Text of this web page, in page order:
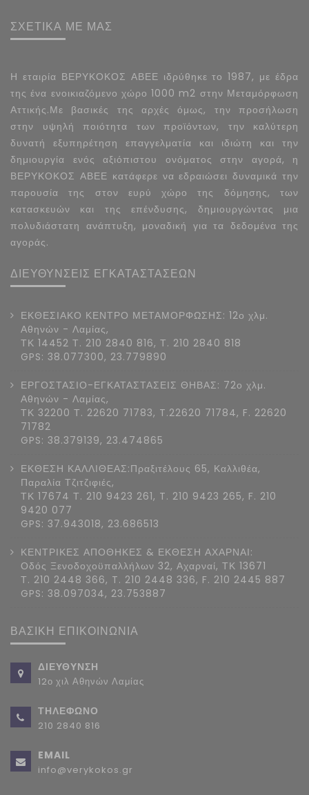
ΣΧΕΤΙΚΑ ΜΕ ΜΑΣ
Η εταιρία ΒΕΡΥΚΟΚΟΣ ΑΒΕΕ ιδρύθηκε το 1987, με έδρα
της ένα ενοικιαζόμενο χώρο 1000 m2 στην Μεταμόρφωση
Αττικής.Με βασικές της αρχές όμως, την προσήλωση
στην υψηλή ποιότητα των προϊόντων, την καλύτερη
δυνατή εξυπηρέτηση επαγγελματία και ιδιώτη και την
δημιουργία ενός αξιόπιστου ονόματος στην αγορά, η
ΒΕΡΥΚΟΚΟΣ ΑΒΕΕ κατάφερε να εδραιώσει δυναμικά την
παρουσία της στον ευρύ χώρο της δόμησης, των
κατασκευών και της επένδυσης, δημιουργώντας μια
πολυδιάστατη ανάπτυξη, μοναδική για τα δεδομένα της
αγοράς.
ΔΙΕΥΘΥΝΣΕΙΣ ΕΓΚΑΤΑΣΤΑΣΕΩΝ
ΕΚΘΕΣΙΑΚΟ ΚΕΝΤΡΟ ΜΕΤΑΜΟΡΦΩΣΗΣ: 12ο χλμ.
Αθηνών - Λαμίας,
ΤΚ 14452 Τ. 210 2840 816, Τ. 210 2840 818
GPS: 38.077300, 23.779890
ΕΡΓΟΣΤΑΣΙΟ-ΕΓΚΑΤΑΣΤΑΣΕΙΣ ΘΗΒΑΣ: 72ο χλμ.
Αθηνών - Λαμίας,
ΤΚ 32200 Τ. 22620 71783, T.22620 71784, F. 22620
71782
GPS: 38.379139, 23.474865
ΕΚΘΕΣΗ ΚΑΛΛΙΘΕΑΣ:Πραξιτέλους 65, Καλλιθέα,
Παραλία Τζιτζιφιές,
ΤΚ 17674 Τ. 210 9423 261, T. 210 9423 265, F. 210
9420 077
GPS: 37.943018, 23.686513
ΚΕΝΤΡΙΚΕΣ ΑΠΟΘΗΚΕΣ & ΕΚΘΕΣΗ ΑΧΑΡΝΑΙ:
Οδός Ξενοδοχοϋπαλλήλων 32, Αχαρναί, ΤΚ 13671
Τ. 210 2448 366, T. 210 2448 336, F. 210 2445 887
GPS: 38.097034, 23.753887
ΒΑΣΙΚΗ ΕΠΙΚΟΙΝΩΝΙΑ
ΔΙΕΥΘΥΝΣΗ
12ο χιλ Αθηνών Λαμίας
ΤΗΛΕΦΩΝΟ
210 2840 816
EMAIL
info@verykokos.gr